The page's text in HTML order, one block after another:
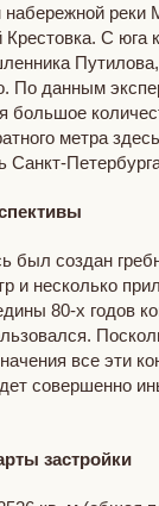
набережной реки
Крестовка. С юга
По данным
большое
метра
Санкт-
был создан
и несколько
80-х годов
все эти
совершенно
застройки